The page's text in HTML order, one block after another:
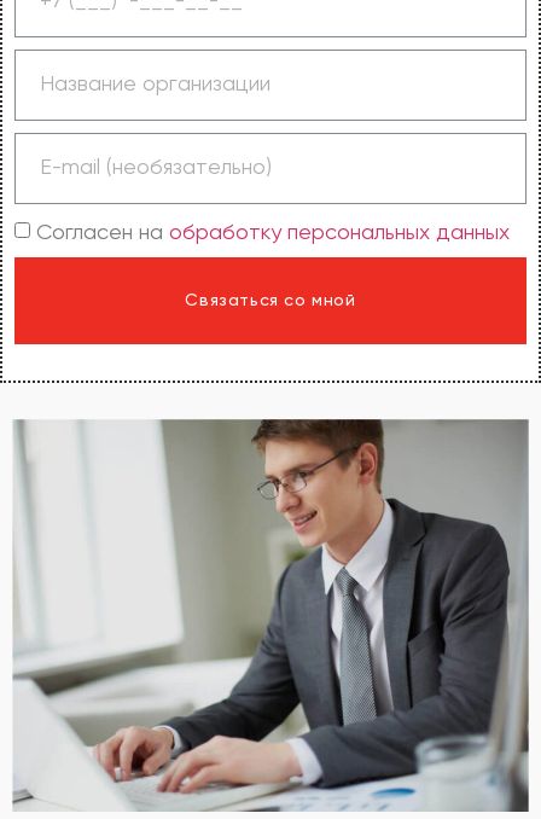
Согласен на обработку персональных данных
Связаться со мной